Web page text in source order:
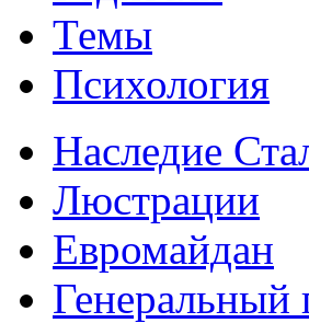
Темы
Психология
Наследие
Люстрации
Евромайдан
Генеральный